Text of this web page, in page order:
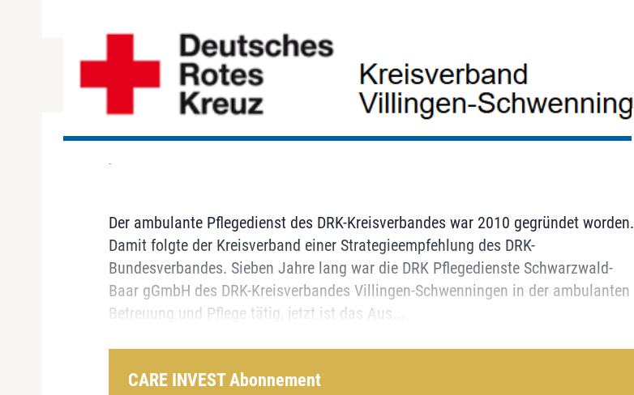
-
Der ambulante Pflegedienst des DRK-Kreisverbandes war 2010 gegründet worden.
Damit folgte der Kreisverband einer Strategieempfehlung des DRK-
Bundesverbandes. Sieben Jahre lang war die DRK Pflegedienste Schwarzwald-
Baar gGmbH des DRK-Kreisverbandes Villingen-Schwenningen in der ambulanten
Betreuung und Pflege tätig, jetzt ist das Aus...
CARE INVEST Abonnement